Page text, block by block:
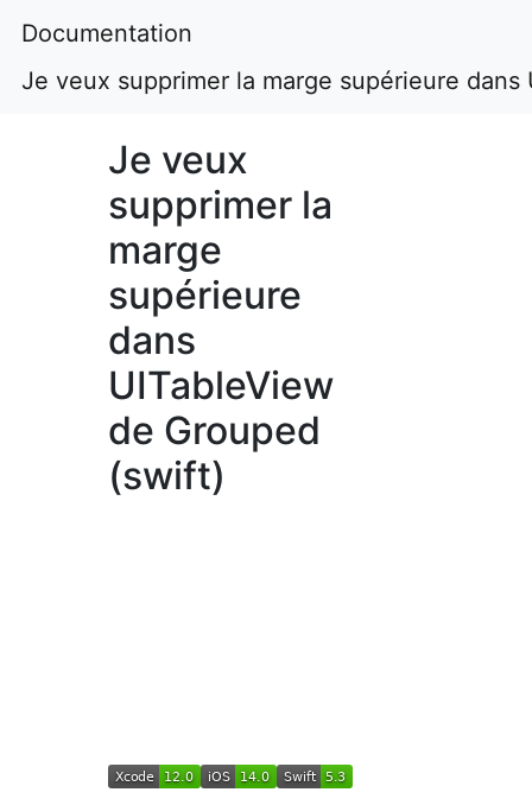
Documentation
Je veux supprimer la marge supérieure
Je veux
supprimer la
marge
supérieure
dans
UITableView
de Grouped
(swift)